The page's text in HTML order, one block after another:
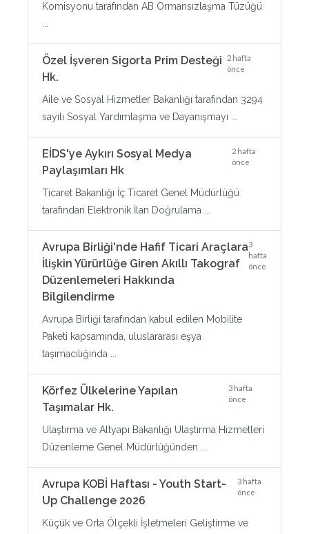
Komisyonu tarafından AB Ormansızlaşma Tüzüğü
Özel İşveren Sigorta Prim Desteği
Hk.
2 hafta
önce
Aile ve Sosyal Hizmetler Bakanlığı tarafından 3294
sayılı Sosyal Yardımlaşma ve Dayanışmayı ...
EİDS'ye Aykırı Sosyal Medya
Paylaşımları Hk
2 hafta
önce
Ticaret Bakanlığı İç Ticaret Genel Müdürlüğü
tarafından Elektronik İlan Doğrulama ...
Avrupa Birliği'nde Hafif Ticari Araçlara
İlişkin Yürürlüğe Giren Akıllı Takograf
Düzenlemeleri Hakkında
Bilgilendirme
3
hafta
önce
Avrupa Birliği tarafından kabul edilen Mobilite
Paketi kapsamında, uluslararası eşya
taşımacılığında ...
Körfez Ülkelerine Yapılan
Taşımalar Hk.
3 hafta
önce
Ulaştırma ve Altyapı Bakanlığı Ulaştırma Hizmetleri
Düzenleme Genel Müdürlüğünden ...
Avrupa KOBİ Haftası - Youth Start-
Up Challenge 2026
3 hafta
önce
Küçük ve Orta Ölçekli İşletmeleri Geliştirme ve